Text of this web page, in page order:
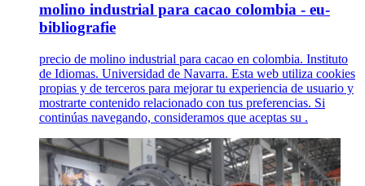
molino industrial para cacao colombia - eu-
bibliografie
precio de molino industrial para cacao en colombia. Instituto
de Idiomas. Universidad de Navarra. Esta web utiliza cookies
propias y de terceros para mejorar tu experiencia de usuario y
mostrarte contenido relacionado con tus preferencias. Si
continúas navegando, consideramos que aceptas su .